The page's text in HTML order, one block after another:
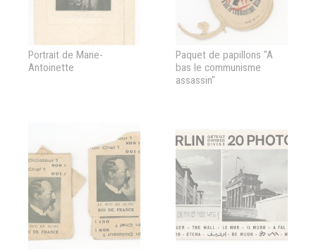
Portrait de Marie-
Antoinette
Paquet de papillons "A
bas le communisme
assassin"